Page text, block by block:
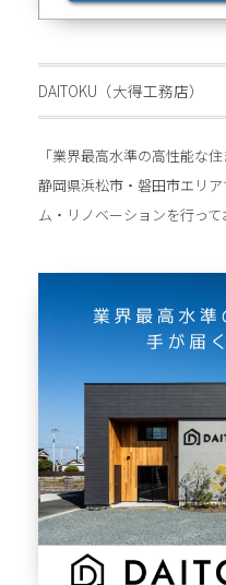
DAITOKU（大得工務店）
「業界最高水準の高性能な
静岡県浜松市・磐田市エリ
ム・リノベーションを行って